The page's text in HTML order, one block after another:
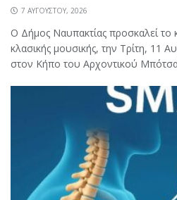
7 ΑΥΓΟΎΣΤΟΥ, 2026
Ο Δήμος Ναυπακτίας προσκαλεί το
κλασικής μουσικής, την Τρίτη, 11
στον Κήπο του Αρχοντικού